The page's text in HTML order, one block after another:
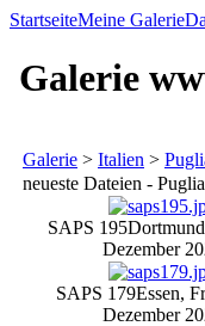
StartseiteMeine Galerie
Galerie
Galerie > Italien >
neueste Dateien - Puglia
SAPS 195
Dezember
SAPS 179Essen,
Dezember